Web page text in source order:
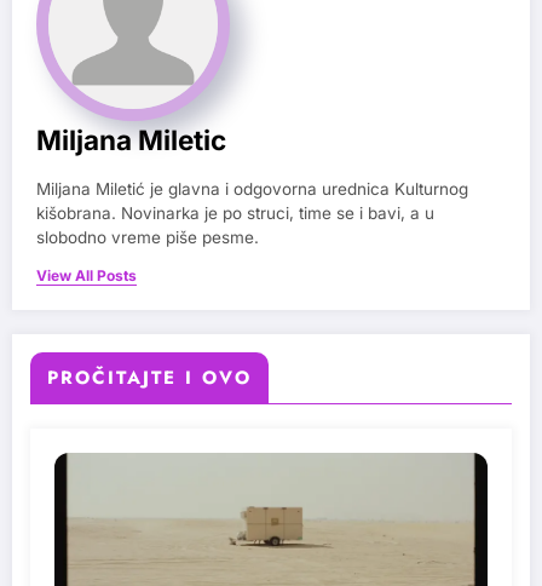
Miljana Miletic
Miljana Miletić je glavna i odgovorna urednica Kulturnog
kišobrana. Novinarka je po struci, time se i bavi, a u
slobodno vreme piše pesme.
View All Posts
PROČITAJTE I OVO